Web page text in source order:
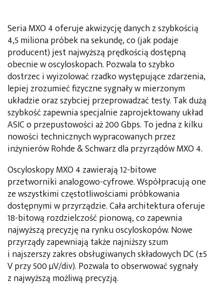
Seria MXO 4 oferuje akwizycję danych z szybkością
4,5 miliona próbek na sekundę, co (jak podaje
producent) jest najwyższą prędkością dostępną
obecnie w oscyloskopach. Pozwala to szybko
dostrzec i wyizolować rzadko występujące zdarzenia,
lepiej zrozumieć fizyczne sygnały w mierzonym
układzie oraz szybciej przeprowadzać testy. Tak dużą
szybkość zapewnia specjalnie zaprojektowany układ
ASIC o przepustowości aż 200 Gbps. To jedna z kilku
nowości technicznych wypracowanych przez
inżynierów Rohde & Schwarz dla przyrządów MXO 4.
Oscyloskopy MXO 4 zawierają 12-bitowe
przetworniki analogowo-cyfrowe. Współpracują one
ze wszystkimi częstotliwościami próbkowania
dostępnymi w przyrządzie. Cała architektura oferuje
18-bitową rozdzielczość pionową, co zapewnia
najwyższą precyzję na rynku oscyloskopów. Nowe
przyrządy zapewniają także najniższy szum
i najszerszy zakres obsługiwanych składowych DC (±5
V przy 500 µV/div). Pozwala to obserwować sygnały
z najwyższą możliwą precyzją.